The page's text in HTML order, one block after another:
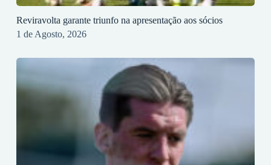
Reviravolta garante triunfo na apresentação aos sócios
1 de Agosto, 2026